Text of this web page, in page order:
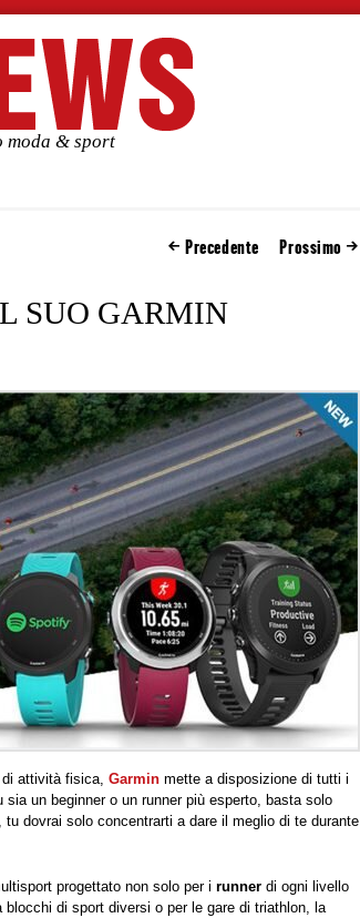
moda & sport
Precedente Prossimo
SUO GARMIN
attività fisica, Garmin mette a disposizione di tutti i
un beginner o un runner più esperto, basta solo
dovrai solo concentrarti a dare il meglio di te durante
progettato non solo per i runner di ogni livello
blocchi di sport diversi o per le gare di triathlon, la